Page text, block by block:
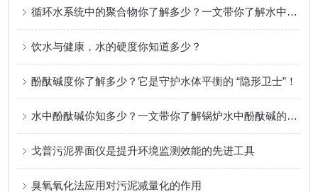
循环水系统中的聚合物你了解多少？一文带你了解水中聚合物检测的意义
饮水与健康，水的硬度你知道多少？
酚酞碱度你了解多少？它是守护水体平衡的 “隐形卫士”！
水中酚酞碱你知多少？一文带你了解锅炉水中酚酞碱的检测意义
戈普污泥界面仪是提升环境监测效能的先进工具
臭氧氧化法应用对污泥减量化的作用